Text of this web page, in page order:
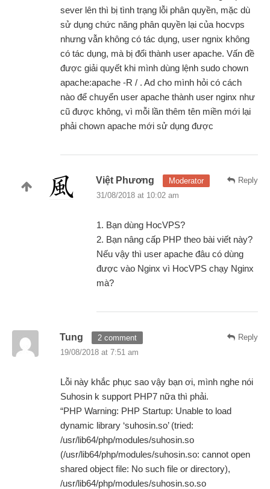
sever lên thì bị tình trạng lỗi phân quyền, mặc dù
sử dụng chức năng phân quyền lại của hocvps
nhưng vẫn không có tác dụng, user ngnix không
có tác dụng, mà bị đổi thành user apache. Vấn đề
được giải quyết khi mình dùng lệnh sudo chown
apache:apache -R / . Ad cho mình hỏi có cách
nào để chuyển user apache thành user nginx như
cũ được không, vì mỗi lần thêm tên miền mới lại
phải chown apache mới sử dụng được
Reply
Việt Phương
Moderator
31/08/2018 at 10:02 am
1. Bạn dùng HocVPS?
2. Bạn nâng cấp PHP theo bài viết này?
Nếu vậy thì user apache đâu có dùng
được vào Nginx vì HocVPS chạy Nginx
mà?
Reply
Tung
2 comment
19/08/2018 at 7:51 am
Lỗi này khắc phục sao vậy bạn ơi, mình nghe nói
Suhosin k support PHP7 nữa thì phải.
“PHP Warning: PHP Startup: Unable to load
dynamic library ‘suhosin.so’ (tried:
/usr/lib64/php/modules/suhosin.so
(/usr/lib64/php/modules/suhosin.so: cannot open
shared object file: No such file or directory),
/usr/lib64/php/modules/suhosin.so.so